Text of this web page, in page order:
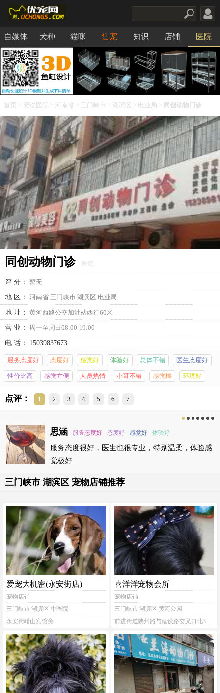
自媒体 犬种 猫咪 售宠 知识 店铺 医院
食品
首页 宠物医院 河南省 三门峡市 湖滨区 电业局 同创动物门诊
同创动物门诊 医院
评 分： 暂无
地 区： 河南省 三门峡市 湖滨区 电业局
地 址： 黄河西路公交加油站西行60米
营 业： 周一至周日08:00-19:00
电 话： 15039837673
服务态度好 态度好 感觉好 体验好 总体不错 医生态度好
性价比高 感觉方便 人员热情 小哥不错 感觉棒 环境好
点评： 1 2 3 4 5 6 7
思涵 服务态度好 态度好 感觉好 体验好
服务态度很好，医生也很专业，特别温柔，体验感
觉极好
三门峡市 湖滨区 宠物店铺推荐
爱宠大机密(永安街店)
宠物店铺
三门峡市 湖滨区 中医院
永安街崤山宾馆旁
喜洋洋宠物会所
宠物店铺
三门峡市 湖滨区 黄河公园
前进街道陕州路与建设路交叉口北300米